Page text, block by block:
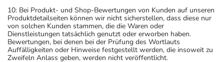
10: Bei Produkt- und Shop-Bewertungen von Kunden auf unseren
Produktdetailseiten können wir nicht sicherstellen, dass diese nur
von solchen Kunden stammen, die die Waren oder
Dienstleistungen tatsächlich genutzt oder erworben haben.
Bewertungen, bei denen bei der Prüfung des Wortlauts
Auffälligkeiten oder Hinweise festgestellt werden, die insoweit zu
Zweifeln Anlass geben, werden nicht veröffentlicht.